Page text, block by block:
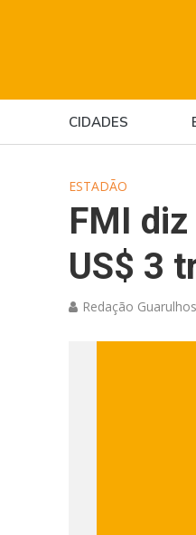
CIDADES
ESTADÃO
FMI
US$ 3
Redação